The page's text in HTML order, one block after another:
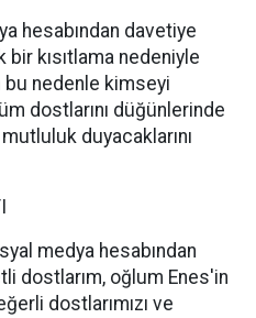
hesabından davetiye
kısıtlama nedeniyle
bu nedenle kimseyi
dostlarını düğünlerinde
duyacaklarını
medya hesabından
dostlarım, oğlum Enes'in
dostlarımızı ve